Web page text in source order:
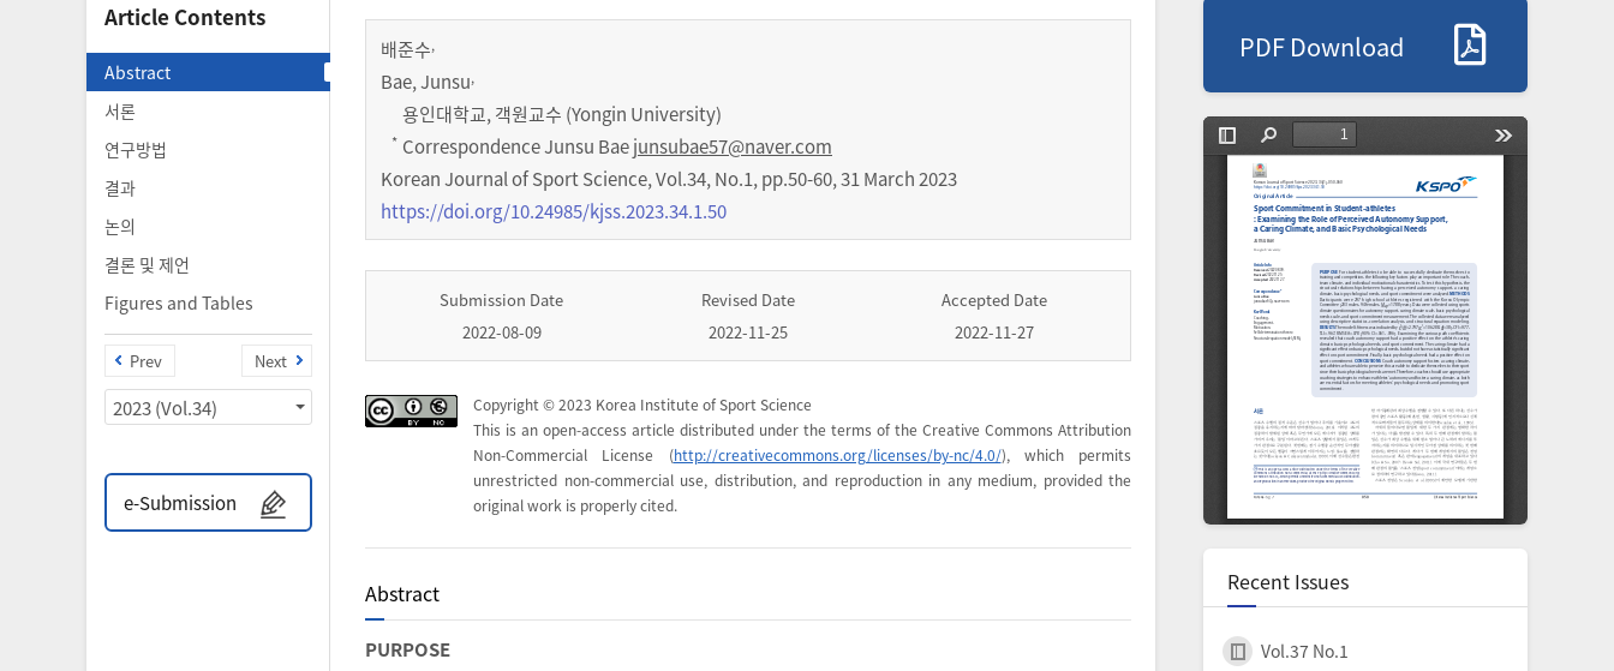
Article Contents
Abstract
서론
연구방법
결과
논의
결론 및 제언
Figures and Tables
Prev Next
2023 (Vol.34)
e-Submission
배준수,
Bae, Junsu,
용인대학교, 객원교수 (Yongin University)
* Correspondence Junsu Baejunsubae57@naver.com
Korean Journal of Sport Science,Vol.34,No.1,pp.50-60,31 March 2023
https://doi.org/10.24985/kjss.2023.34.1.50
Submission Date
2022-08-09
Revised Date
2022-11-25
Accepted Date
2022-11-27
Copyright © 2023 Korea Institute of Sport Science
This is an open-access article distributed under the terms of the Creative Commons Attribution
Non-Commercial License (http://creativecommons.org/licenses/by-nc/4.0/), which permits
unrestricted non-commercial use, distribution, and reproduction in any medium, provided the
original work is properly cited.
Abstract
PURPOSE
PDF Download
Recent Issues
Vol.37 No.1